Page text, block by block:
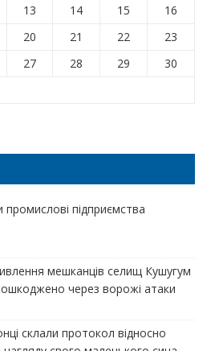
13 14 15
16
20 21 22
23
27 28 29
30
підприємства
мешканців селищ Кушугум
через ворожі атаки
склали протокол відносно